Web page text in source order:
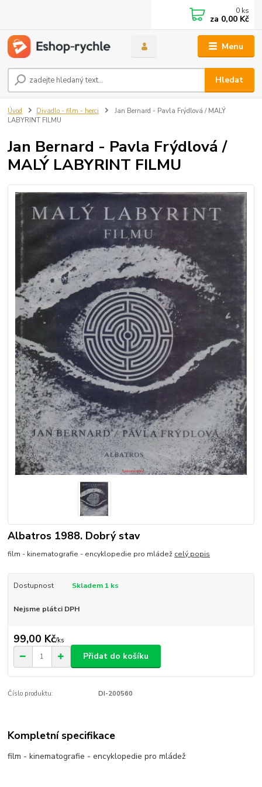
Menu
Hledat
0 ks
za 0,00 Kč
Úvod Divadlo - film - herci
Jan Bernard - Pavla Frýdlová / MALÝ
LABYRINT FILMU
Jan Bernard - Pavla Frýdlová /
MALÝ LABYRINT FILMU
Albatros 1988. Dobrý stav
film - kinematografie - encyklopedie pro mládež celý popis
Dostupnost Skladem 1 ks
Nejsme plátci DPH
99,00 Kč/ks
Přidat do košíku
Číslo produktu: DI-200560
Kompletní specifikace
film - kinematografie - encyklopedie pro mládež